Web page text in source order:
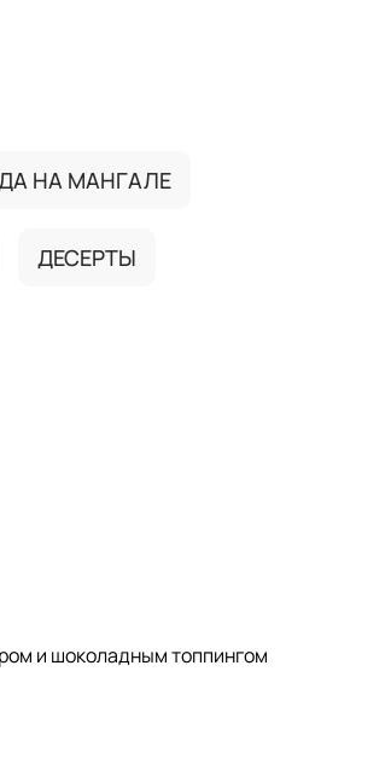
НА МАНГАЛЕ
ДЕСЕРТЫ
и шоколадным топпингом